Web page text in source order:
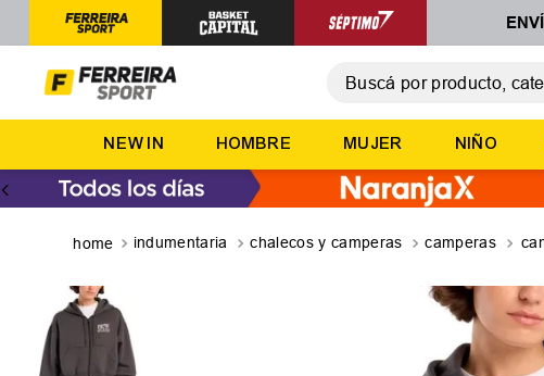
NEW IN HOMBRE MUJER NIÑO
indumentaria chalecos y camperas camperas
2
3.
5.